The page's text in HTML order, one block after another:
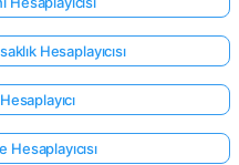
Hesaplayıcısı